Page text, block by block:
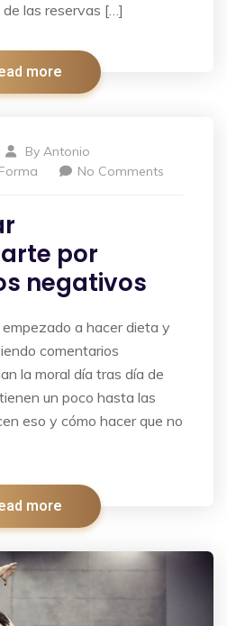
las reservas […]
more
By Antonio
No Comments
por
negativos
a hacer dieta y
comentarios
la moral día tras día de
un poco hasta las
eso y cómo hacer que no
more